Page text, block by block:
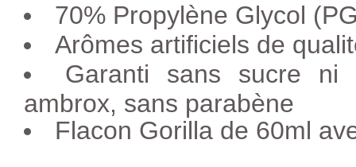
70% Propylène Glycol
Arômes artificiels de
Garanti sans sucre ni
ambrox, sans parabène
Flacon Gorilla de 60ml